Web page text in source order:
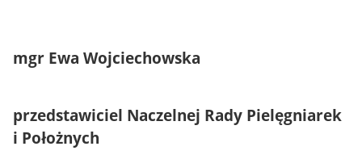
mgr Ewa Wojciechowska
przedstawiciel Naczelnej Rady Pielęgniarek
i Położnych